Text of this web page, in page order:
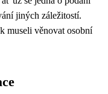
jiných záležitostí.
museli věnovat osobní